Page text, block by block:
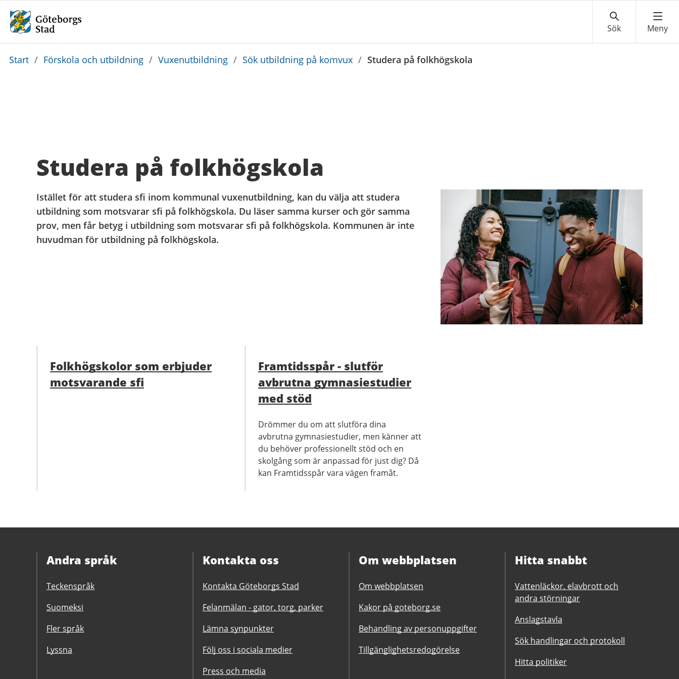
Du
Start / Förskola och utbildning / Vuxenutbildning / Sök utbildning på komvux / Studera på folkhögskola
Studera på folkhögskola
Istället för att studera sfi inom kommunal vuxenutbildning, kan du välja att studera
utbildning som motsvarar sfi på folkhögskola. Du läser samma kurser och gör samma
prov, men får betyg i utbildning som motsvarar sfi på folkhögskola. Kommunen är inte
huvudman för utbildning på folkhögskola.
Folkhögskolor som erbjuder
motsvarande sfi
Framtidsspår - slutför
avbrutna gymnasiestudier
med stöd
Drömmer du om att slutföra dina
avbrutna gymnasiestudier, men känner att
du behöver professionellt stöd och en
skolgång som är anpassad för just dig? Då
kan Framtidsspår vara vägen framåt.
Andra språk
Teckenspråk
Suomeksi
Fler språk
Lyssna
Kontakta oss
Kontakta Göteborgs Stad
Felanmälan - gator, torg, parker
Lämna synpunkter
Följ oss i sociala medier
Press och media
Om webbplatsen
Om webbplatsen
Kakor på goteborg.se
Behandling av personuppgifter
Tillgänglighetsredogörelse
Hitta snabbt
Vattenläckor, elavbrott och
andra störningar
Anslagstavla
Sök handlingar och protokoll
Hitta politiker